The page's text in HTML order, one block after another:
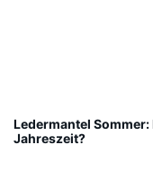
Ledermantel
Jahreszeit?